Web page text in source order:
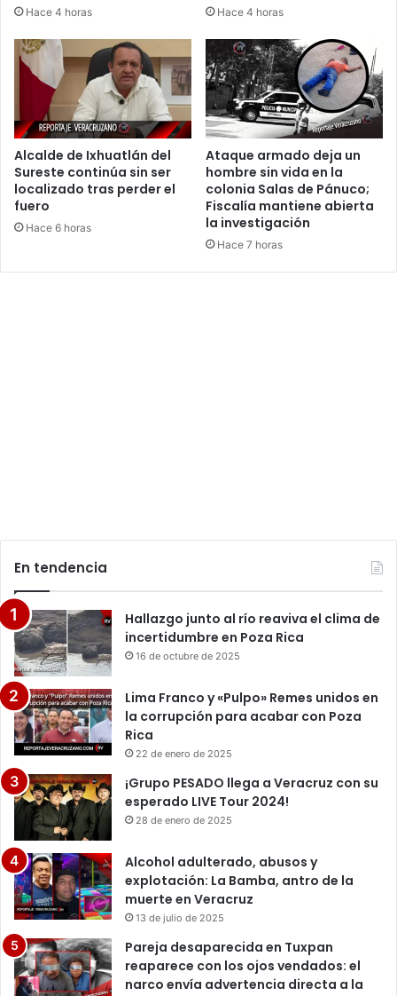
Hace 4 horas Hace 4 horas
Alcalde de Ixhuatlán del
Sureste continúa sin ser
localizado tras perder el
fuero
Hace 6 horas
Ataque armado deja un
hombre sin vida en la
colonia Salas de Pánuco;
Fiscalía mantiene abierta
la investigación
Hace 7 horas
En tendencia
Hallazgo junto al río reaviva el clima de
incertidumbre en Poza Rica
16 de octubre de 2025
Lima Franco y «Pulpo» Remes unidos en
la corrupción para acabar con Poza
Rica
22 de enero de 2025
¡Grupo PESADO llega a Veracruz con su
esperado LIVE Tour 2024!
28 de enero de 2025
Alcohol adulterado, abusos y
explotación: La Bamba, antro de la
muerte en Veracruz
13 de julio de 2025
Pareja desaparecida en Tuxpan
reaparece con los ojos vendados: el
narco envía advertencia directa a la